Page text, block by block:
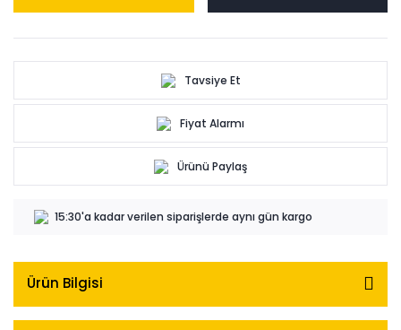
Tavsiye Et
Fiyat Alarmı
Ürünü Paylaş
15:30'a kadar verilen siparişlerde aynı gün kargo
Ürün Bilgisi